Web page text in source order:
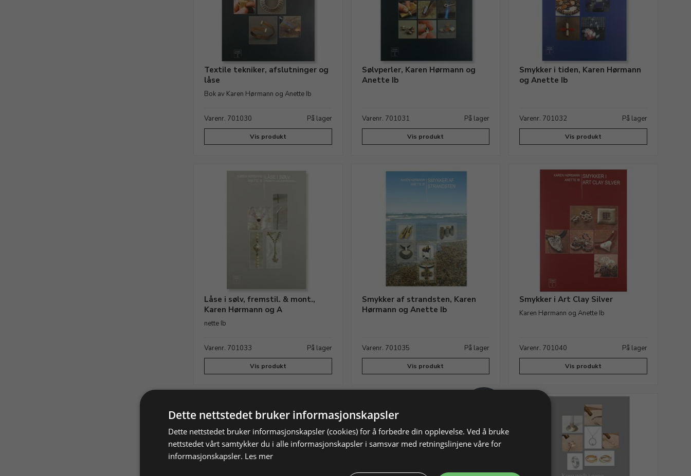
Textile tekniker, afslutninger og
låse
Bok av Karen Hørmann og Anette Ib
Varenr. 701030 På lager
Vis produkt
Sølvperler, Karen Hørmann og
Anette Ib
Varenr. 701031 På lager
Vis produkt
Smykker i tiden, Karen Hørmann
og Anette Ib
Varenr. 701032 På lager
Vis produkt
Låse i sølv, fremstil. & mont.,
Karen Hørmann og A
nette Ib
Varenr. 701033 På lager
Vis produkt
Smykker af strandsten, Karen
Hørmann og Anette Ib
Varenr. 701035 På lager
Vis produkt
Smykker i Art Clay Silver
Karen Hørmann og Anette Ib
Varenr. 701040 På lager
Vis produkt
Dette nettstedet bruker informasjonskapsler
Dette nettstedet bruker informasjonskapsler (cookies) for å forbedre din opplevelse. Ved å bruke
nettstedet vårt samtykker du i alle informasjonskapsler i samsvar med retningslinjene våre for
informasjonskapsler. Les mer